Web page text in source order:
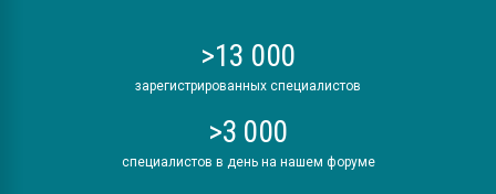
>13 000
зарегистрированных специалистов
>3 000
специалистов в день на нашем форуме